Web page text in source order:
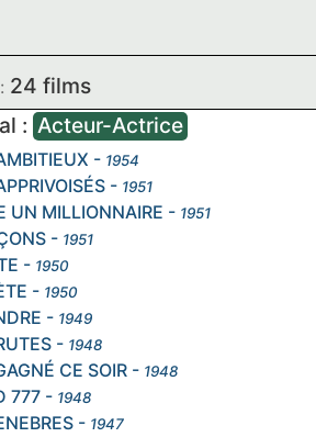
: 24 films
: Acteur-Actrice
- 1954
- 1951
UN MILLIONNAIRE - 1951
- 1951
- 1950
- 1950
- 1949
- 1948
CE SOIR - 1948
777 - 1948
- 1947